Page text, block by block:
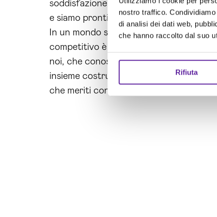
nostro traffico.
di analisi dei dati web,
che hanno raccolto dal suo
Rifiuta
soddisfazione e molte referenze
e siamo pronti ad aiutare anche te a
In un mondo sempre più digitalizzato,
competitivo è fondamentale per il
noi, che conoscono il settore a fondo
insieme costruiremo la strategia
che meriti con Brain Computing.